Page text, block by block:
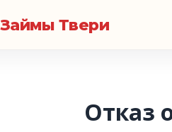
Займы Твери
Отказ